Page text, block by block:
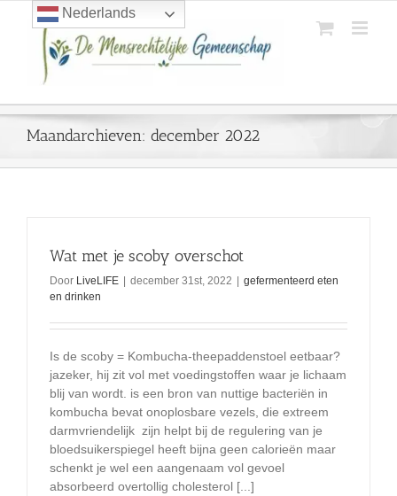
Maandarchieven: december 2022
Wat met je scoby overschot
Door LiveLIFE | december 31st, 2022 | gefermenteerd eten
en drinken
Is de scoby = Kombucha-theepaddenstoel eetbaar?
jazeker, hij zit vol met voedingstoffen waar je lichaam
blij van wordt. is een bron van nuttige bacteriën in
kombucha bevat onoplosbare vezels, die extreem
darmvriendelijk zijn helpt bij de regulering van je
bloedsuikerspiegel heeft bijna geen calorieën maar
schenkt je wel een aangenaam vol gevoel
absorbeerd overtollig cholesterol [...]
Nederlands